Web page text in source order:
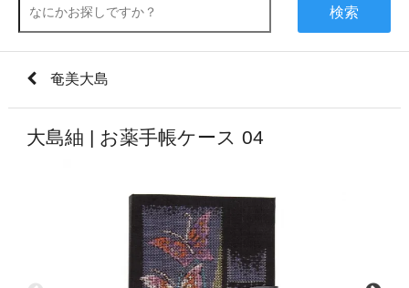
検索
奄美大島
大島紬 | お薬手帳ケース 04